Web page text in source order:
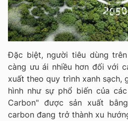
Đặc biệt, người tiêu dùng
càng ưu ái nhiều hơn đối với
xuất theo quy trình xanh sạch,
hình như sự phổ biến của
Carbon" được sản xuất
carbon đang trở thành xu